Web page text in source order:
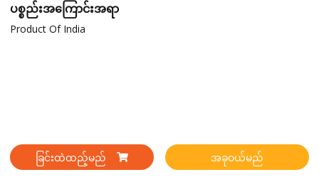
ပစ္စည်းအကြောင်းအရာ
Product Of India
ခြင်းထဲထည့်မည် အခုဝယ်မည်